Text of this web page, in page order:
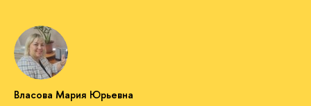
Власова Мария Юрьевна